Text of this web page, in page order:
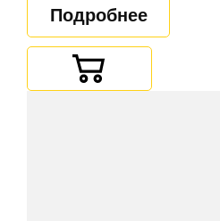
Подробнее